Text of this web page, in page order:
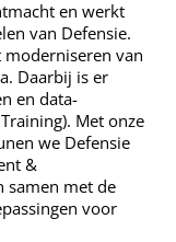
en werkt
van Defensie.
van
Daarbij is er
en data-
Met onze
we Defensie
&
samen met de
voor